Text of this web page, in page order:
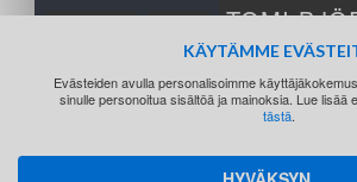
TOMI
KÄYTÄMME
Evästeiden avulla personalisoimme
sinulle personoitua sisältöä ja mainoksia. Lue lisää
tästä.